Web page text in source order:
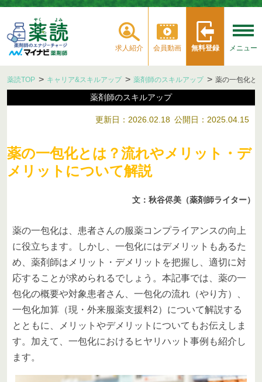
求人紹介 会員動画 無料登録 メニュー
薬読TOP キャリア&スキルアップ 薬剤師のスキルアップ 薬の一包化と
薬剤師のスキルアップ
更新日：2026.02.18 公開日：2025.04.15
薬の一包化とは？流れやメリット・デ
メリットについて解説
文：秋谷侭美（薬剤師ライター）
薬の一包化は、患者さんの服薬コンプライアンスの向上
に役立ちます。しかし、一包化にはデメリットもあるた
め、薬剤師はメリット・デメリットを把握し、適切に対
応することが求められるでしょう。本記事では、薬の一
包化の概要や対象患者さん、一包化の流れ（やり方）、
一包化加算（現・外来服薬支援料2）について解説する
とともに、メリットやデメリットについてもお伝えしま
す。加えて、一包化におけるヒヤリハット事例も紹介し
ます。